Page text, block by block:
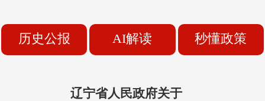
历史公报 AI解读 秒懂政策
辽宁省人民政府关于